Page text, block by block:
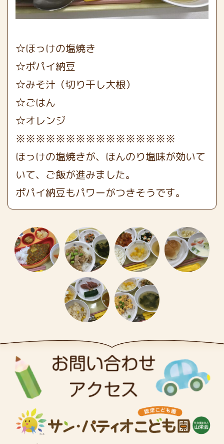
☆ほっけの塩焼き
☆ポパイ納豆
☆みそ汁（切り干し大根）
☆ごはん
☆オレンジ
※※※※※※※※※※※※※※※※
ほっけの塩焼きが、ほんのり塩味が効いて
いて、ご飯が進みました。
ポパイ納豆もパワーがつきそうです。